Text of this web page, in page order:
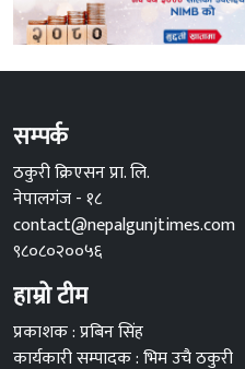
सम्पर्क
ठकुरी क्रिएसन प्रा. लि.
नेपालगंज - १८
contact@nepalgunjtimes.com
९८०८०२००५६
हाम्रो टीम
प्रकाशक : प्रबिन सिंह
कार्यकारी सम्पादक : भिम उचै ठकुरी